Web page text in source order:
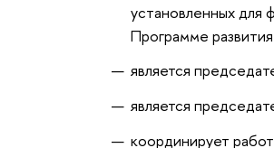
установленных для
Программе
является
является
координирует